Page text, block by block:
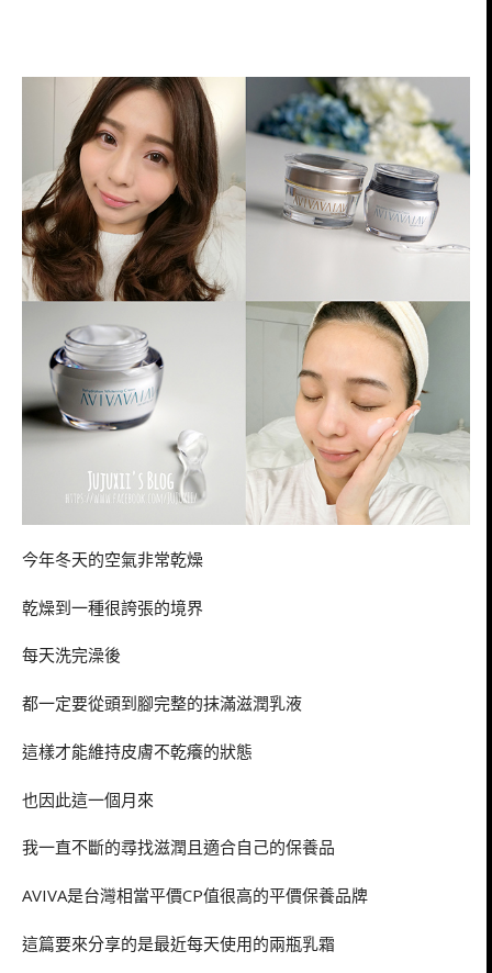
今年冬天的空氣非常乾燥
乾燥到一種很誇張的境界
每天洗完澡後
都一定要從頭到腳完整的抹滿滋潤乳液
這樣才能維持皮膚不乾癢的狀態
也因此這一個月來
我一直不斷的尋找滋潤且適合自己的保養品
AVIVA是台灣相當平價CP值很高的平價保養品牌
這篇要來分享的是最近每天使用的兩瓶乳霜